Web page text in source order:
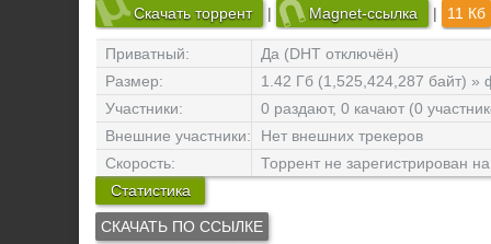
Скачать торрент | Magnet-ссылка | 11 Кб
Приватный:
Да (DHT отключён)
Размер:
1.42 Гб (1,525,424,287 байт) »
Участники:
0 раздают, 0 качают (0
Внешние участники:
Нет внешних трекеров
Скорость:
Торрент не зарегистрирован
Статистика